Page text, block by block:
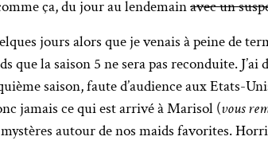
ça, du jour au lendemainavec un
jours alors que je venais à peine de
que la saison 5 ne sera pas reconduite.
saison, faute d’audience aux Etats-
jamais ce qui est arrivé à Marisol (vous
autour de nos maids favorites.